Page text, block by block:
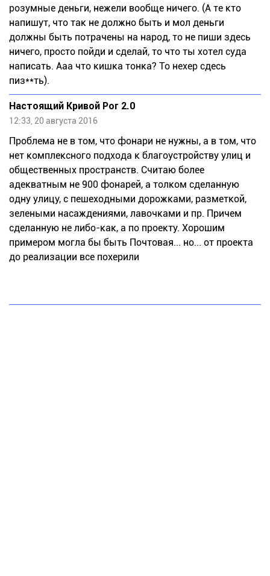
розумные деньги, нежели вообще ничего. (А те кто
напишут, что так не должно быть и мол деньги
должны быть потрачены на народ, то не пиши здесь
ничего, просто пойди и сделай, то что ты хотел суда
написать. Ааа что кишка тонка? То нехер сдесь
пиз**ть).
Настоящий Кривой Рог 2.0
12:33, 20 августа 2016
Проблема не в том, что фонари не нужны, а в том, что
нет комплексного подхода к благоустройству улиц и
общественных пространств. Считаю более
адекватным не 900 фонарей, а толком сделанную
одну улицу, с пешеходными дорожками, разметкой,
зелеными насаждениями, лавочками и пр. Причем
сделанную не либо-как, а по проекту. Хорошим
примером могла бы быть Почтовая... но... от проекта
до реализации все похерили